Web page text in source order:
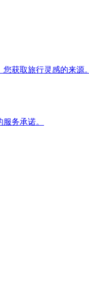
获取旅行灵感的来源。
务承诺。